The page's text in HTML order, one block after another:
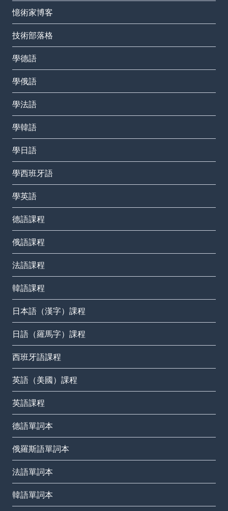
憶術家博客
技術部落格
學德語
學俄語
學法語
學韓語
學日語
學西班牙語
學英語
德語課程
俄語課程
法語課程
韓語課程
日本語（漢字）課程
日語（羅馬字）課程
西班牙語課程
英語（美國）課程
英語課程
德語單詞本
俄羅斯語單詞本
法語單詞本
韓語單詞本